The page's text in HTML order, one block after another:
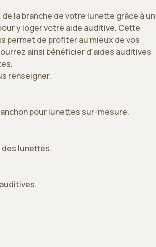
la branche de votre lunette grâce à un
y loger votre aide auditive. Cette
permet de profiter au mieux de vos
ainsi bénéficier d’aides auditives
renseigner.
pour lunettes sur-mesure.
lunettes.